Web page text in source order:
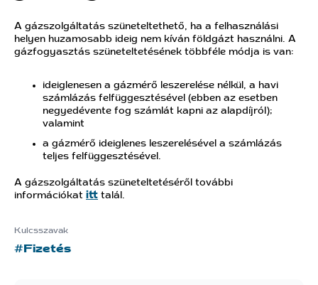
A gázszolgáltatás szüneteltethető, ha a felhasználási
helyen huzamosabb ideig nem kíván földgázt használni. A
gázfogyasztás szüneteltetésének többféle módja is van:
ideiglenesen a gázmérő leszerelése nélkül, a havi
számlázás felfüggesztésével (ebben az esetben
negyedévente fog számlát kapni az alapdíjról);
valamint
a gázmérő ideiglenes leszerelésével a számlázás
teljes felfüggesztésével.
A gázszolgáltatás szüneteltetéséről további
információkat itt talál.
Kulcsszavak
#Fizetés